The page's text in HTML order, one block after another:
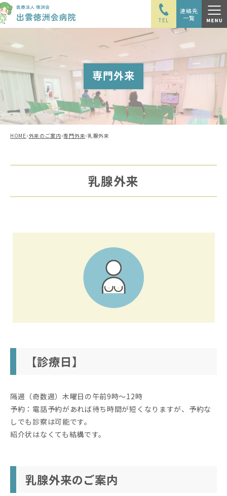
TEL
連絡先
一覧
専門外来
HOME›外来のご案内›専門外来›乳腺外来
乳腺外来
【診療日】
隔週（奇数週）木曜日の午前9時〜12時
予約：電話予約があれば待ち時間が短くなりますが、予約な
しでも診察は可能です。
紹介状はなくても結構です。
乳腺外来のご案内